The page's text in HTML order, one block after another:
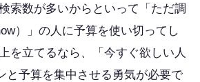
索数が多いからといって「ただ調
）」の人に予算を使い切ってし
を立てるなら、「今すぐ欲しい人
と予算を集中させる勇気が必要で